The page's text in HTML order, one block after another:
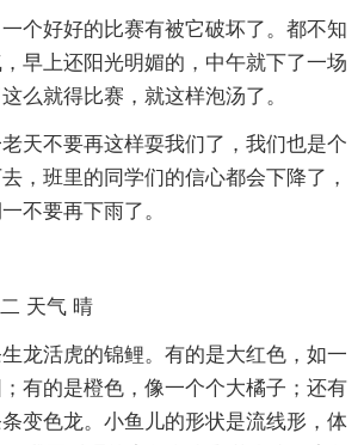
个好好的比赛有被它破坏了。都不知
早上还阳光明媚的，中午就下了一场
么就得比赛，就这样泡汤了。
天不要再这样耍我们了，我们也是个
，班里的同学们的信心都会下降了，
不要再下雨了。
天气 晴
龙活虎的锦鲤。有的是大红色，如一
有的是橙色，像一个个大橘子；还有
变色龙。小鱼儿的形状是流线形，体